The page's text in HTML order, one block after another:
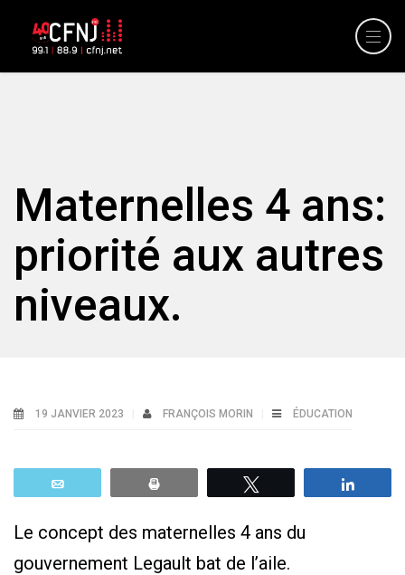
Maternelles 4 ans:
priorité aux autres
niveaux.
19 JANVIER 2023 FRANÇOIS MORIN ÉDUCATION
Le concept des maternelles 4 ans du
gouvernement Legault bat de l’aile.